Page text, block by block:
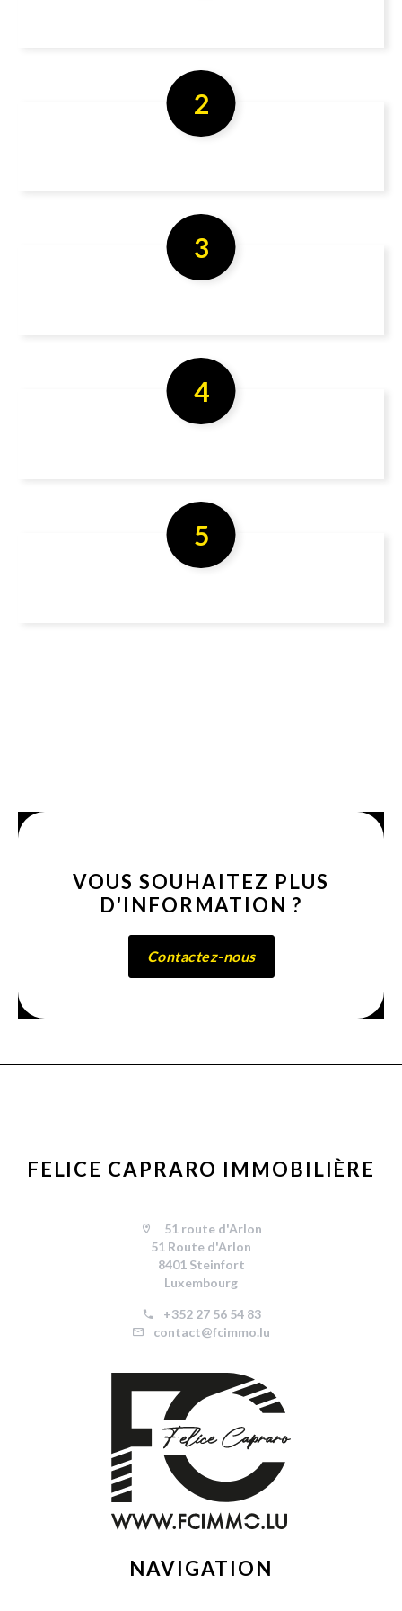
VOUS SOUHAITEZ PLUS
D'INFORMATION ?
Contactez-nous
FELICE CAPRARO IMMOBILIÈRE
51 route d'Arlon
51 Route d'Arlon
8401 Steinfort
Luxembourg
+352 27 56 54 83
contact@fcimmo.lu
NAVIGATION